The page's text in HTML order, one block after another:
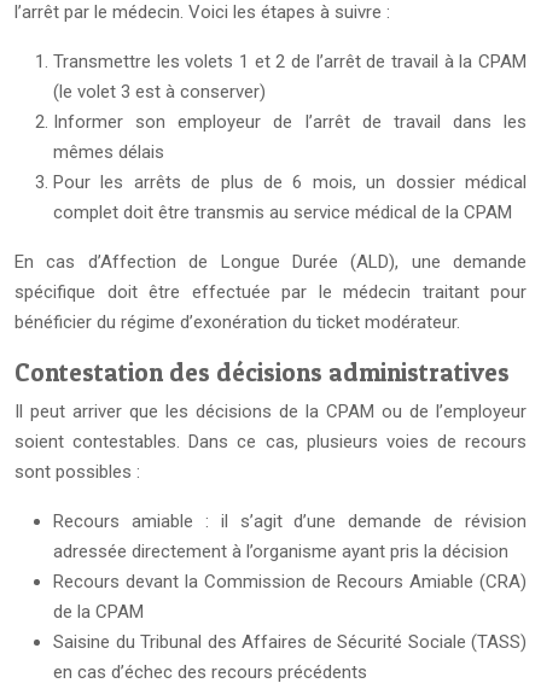
l’arrêt par le médecin. Voici les étapes à suivre :
Transmettre les volets 1 et 2 de l’arrêt de travail à la CPAM
(le volet 3 est à conserver)
Informer son employeur de l’arrêt de travail dans les
mêmes délais
Pour les arrêts de plus de 6 mois, un dossier médical
complet doit être transmis au service médical de la CPAM
En cas d’Affection de Longue Durée (ALD), une demande
spécifique doit être effectuée par le médecin traitant pour
bénéficier du régime d’exonération du ticket modérateur.
Contestation des décisions administratives
Il peut arriver que les décisions de la CPAM ou de l’employeur
soient contestables. Dans ce cas, plusieurs voies de recours
sont possibles :
Recours amiable : il s’agit d’une demande de révision
adressée directement à l’organisme ayant pris la décision
Recours devant la Commission de Recours Amiable (CRA)
de la CPAM
Saisine du Tribunal des Affaires de Sécurité Sociale (TASS)
en cas d’échec des recours précédents